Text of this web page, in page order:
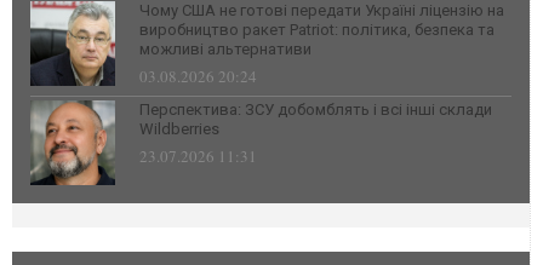
Чому США не готові передати Україні ліцензію на
виробництво ракет Patriot: політика, безпека та
можливі альтернативи
03.08.2026 20:24
Перспектива: ЗСУ добомблять і всі інші склади
Wildberries
23.07.2026 11:31